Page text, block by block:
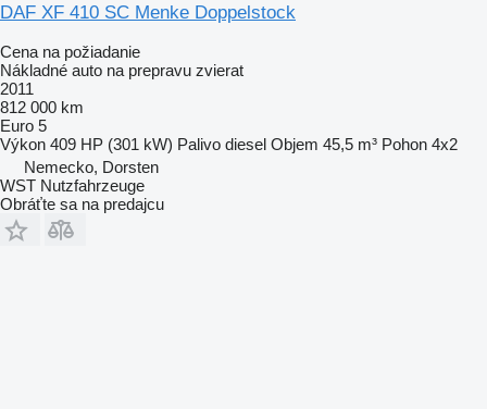
DAF XF 410 SC Menke Doppelstock
Cena na požiadanie
Nákladné auto na prepravu zvierat
2011
812 000 km
Euro 5
Výkon 409 HP (301 kW) Palivo diesel Objem 45,5 m³ Pohon 4x2
Nemecko, Dorsten
WST Nutzfahrzeuge
Obráťte sa na predajcu